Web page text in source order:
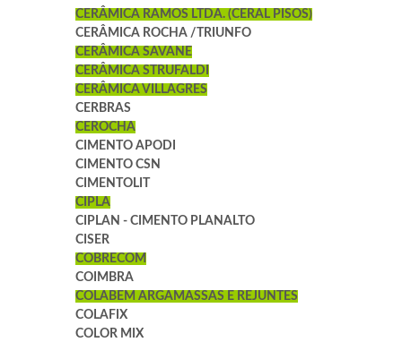
CERÂMICA RAMOS LTDA. (CERAL PISOS)
CERÂMICA ROCHA /TRIUNFO
CERÂMICA SAVANE
CERÂMICA STRUFALDI
CERÂMICA VILLAGRES
CERBRAS
CEROCHA
CIMENTO APODI
CIMENTO CSN
CIMENTOLIT
CIPLA
CIPLAN - CIMENTO PLANALTO
CISER
COBRECOM
COIMBRA
COLABEM ARGAMASSAS E REJUNTES
COLAFIX
COLOR MIX